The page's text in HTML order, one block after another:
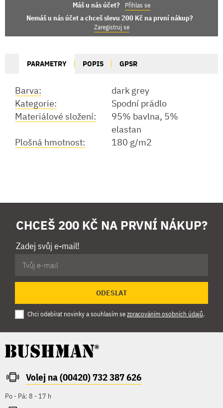
Máš u nás účet? Přihlas se
Nemáš u nás účet a chceš slevu 200 Kč na první nákup?
Zaregistruj se
PARAMETRY POPIS GPSR
Barva:
dark grey
Kategorie:
Spodní prádlo
Materiálové složení:
95% bavlna, 5%
elastan
Plošná hmotnost:
180 g/m2
CHCEŠ 200 KČ NA PRVNÍ NÁKUP?
Zadej svůj e-mail!
ODESLAT
Chci odebírat novinky a souhlasím sezpracováním osobních údajů.
Volej na (00420) 732 387 626
Po - Pá: 8 - 17 h